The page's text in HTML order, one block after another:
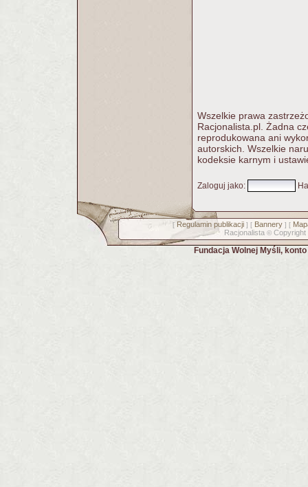
Wszelkie prawa
Racjonalista.pl. Żadna
reprodukowana ani
autorskich. Wszelkie
kodeksie karnym i
Zaloguj jako:
[ Regulamin publikacji] [ Bannery] [
Racjonalista © Copyright
Fundacja Wolnej Myśli,